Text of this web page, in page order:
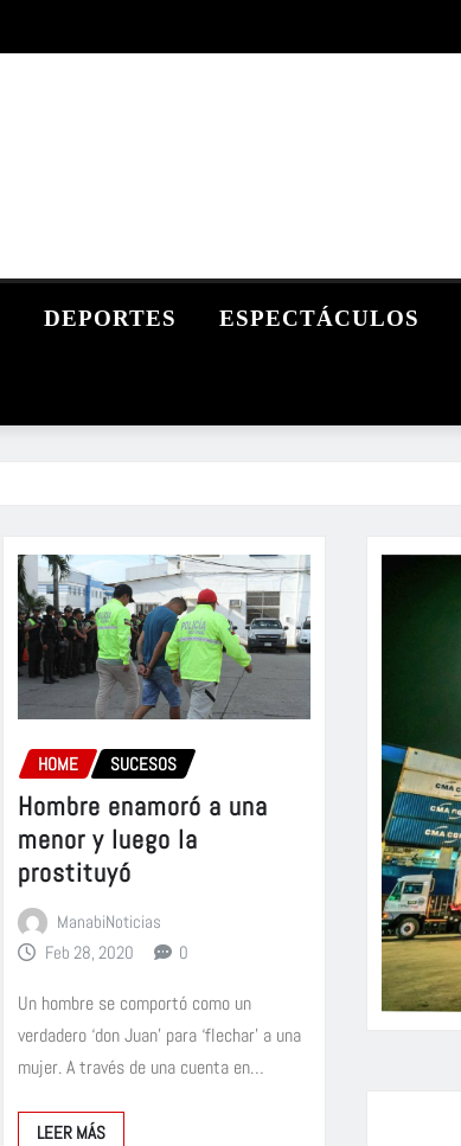
DEPORTES ESPECTÁCULOS
HOME SUCESOS
Hombre enamoró a una
menor y luego la
prostituyó
ManabiNoticias
Feb 28, 2020
0
Un hombre se comportó como un
verdadero ‘don Juan’ para ‘flechar’ a una
mujer. A través de una cuenta en…
LEER MÁS